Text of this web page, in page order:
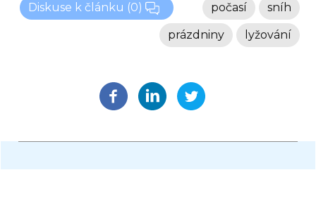
Diskuse k článku (0) sníh
počasí
lyžování
prázdniny